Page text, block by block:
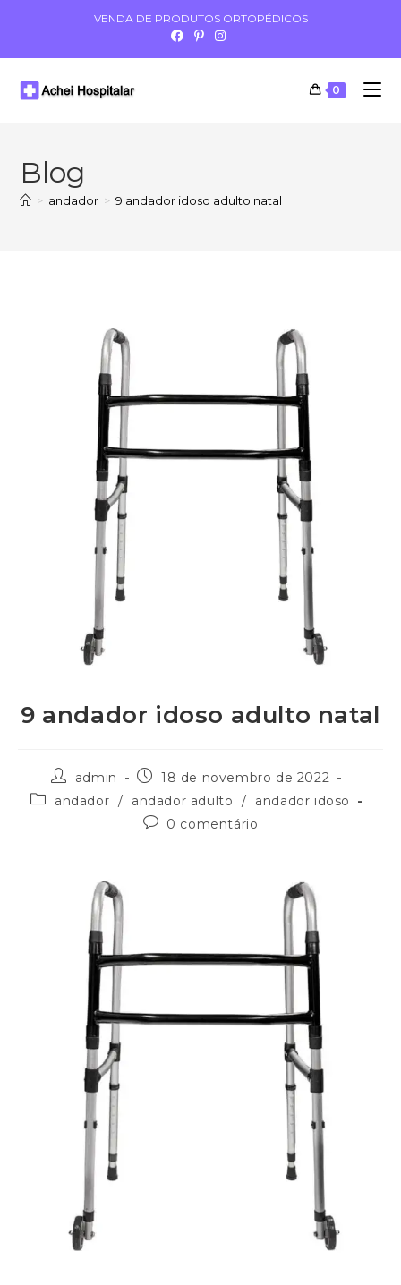
VENDA DE PRODUTOS ORTOPÉDICOS
0
Blog
> andador > 9 andador idoso adulto natal
9 andador idoso adulto natal
admin
18 de novembro de 2022
andador / andador adulto /
andador idoso
0 comentário